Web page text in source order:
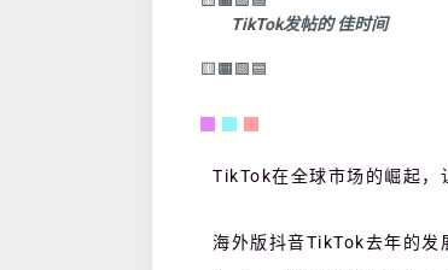
TikTok发帖的 佳时间
🟨🟧🟩🟦
TikTok在全球市场的崛起，
海外版抖音TikTok去年的发